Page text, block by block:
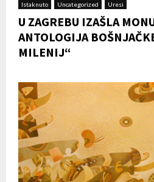
Istaknuto Uncategorized Uresi
U ZAGREBU IZAŠLA
ANTOLOGIJA
MILENIJ“